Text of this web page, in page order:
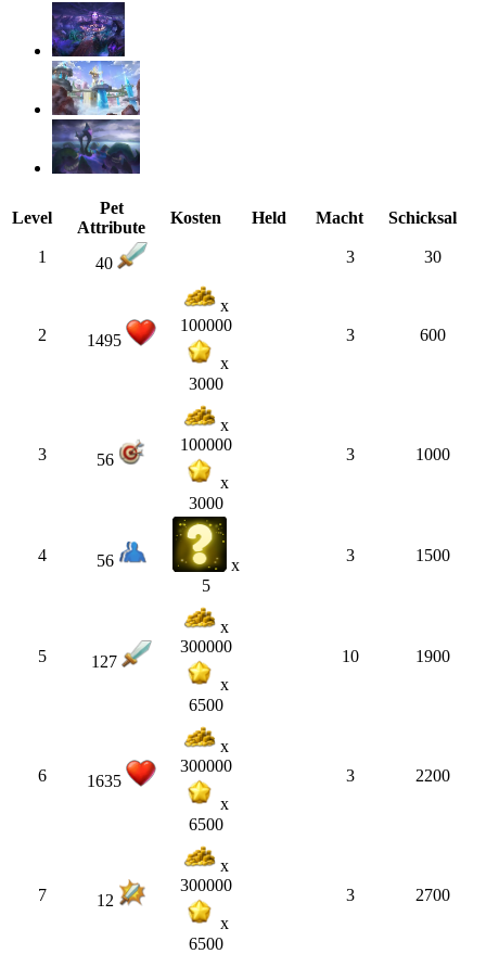
Level
Pet
Attribute
Kosten Held Macht Schicksal
1 40 3 30
2 1495
x
100000
x
3000
3 600
3 56
x
100000
x
3000
3 1000
4 56
x
5
3 1500
5 127
x
300000
x
6500
10 1900
6 1635
x
300000
x
6500
3 2200
7 12
x
300000
x
6500
3 2700